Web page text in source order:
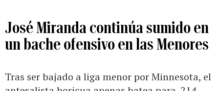
José Miranda continúa sumido en
un bache ofensivo en las Menores
Tras ser bajado a liga menor por Minnesota, el